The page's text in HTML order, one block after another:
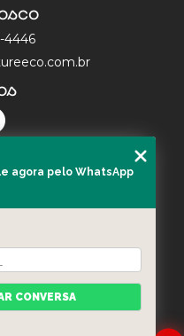
4446
agora pelo WhatsApp
CONVERSA